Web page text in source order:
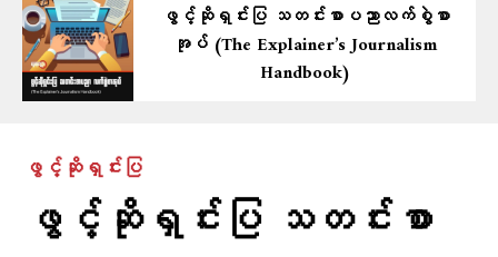
ဖွင့်ဆိုရှင်းပြ သတင်းစာပညာလက်စွဲစာ
အုပ် (The Explainer’s Journalism
Handbook)
ဖွင့်ဆိုရှင်းပြ
ဖွင့်ဆိုရှင်းပြ သတင်းစာ